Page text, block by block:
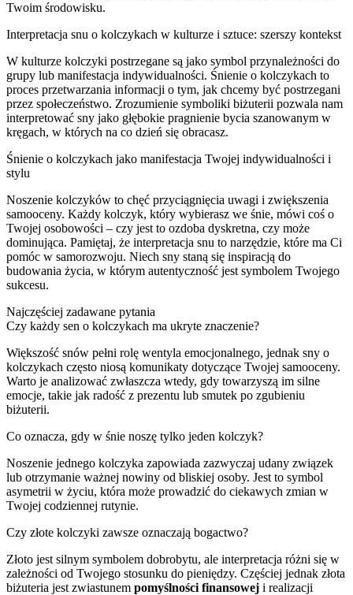
Twoim środowisku.
Interpretacja snu o kolczykach w kulturze i sztuce: szerszy kontekst
W kulturze kolczyki postrzegane są jako symbol przynależności do
grupy lub manifestacja indywidualności. Śnienie o kolczykach to
proces przetwarzania informacji o tym, jak chcemy być postrzegani
przez społeczeństwo. Zrozumienie symboliki biżuterii pozwala nam
interpretować sny jako głębokie pragnienie bycia szanowanym w
kręgach, w których na co dzień się obracasz.
Śnienie o kolczykach jako manifestacja Twojej indywidualności i
stylu
Noszenie kolczyków to chęć przyciągnięcia uwagi i zwiększenia
samooceny. Każdy kolczyk, który wybierasz we śnie, mówi coś o
Twojej osobowości – czy jest to ozdoba dyskretna, czy może
dominująca. Pamiętaj, że interpretacja snu to narzędzie, które ma Ci
pomóc w samorozwoju. Niech sny staną się inspiracją do
budowania życia, w którym autentyczność jest symbolem Twojego
sukcesu.
Najczęściej zadawane pytania
Czy każdy sen o kolczykach ma ukryte znaczenie?
Większość snów pełni rolę wentyla emocjonalnego, jednak sny o
kolczykach często niosą komunikaty dotyczące Twojej samooceny.
Warto je analizować zwłaszcza wtedy, gdy towarzyszą im silne
emocje, takie jak radość z prezentu lub smutek po zgubieniu
biżuterii.
Co oznacza, gdy w śnie noszę tylko jeden kolczyk?
Noszenie jednego kolczyka zapowiada zazwyczaj udany związek
lub otrzymanie ważnej nowiny od bliskiej osoby. Jest to symbol
asymetrii w życiu, która może prowadzić do ciekawych zmian w
Twojej codziennej rutynie.
Czy złote kolczyki zawsze oznaczają bogactwo?
Złoto jest silnym symbolem dobrobytu, ale interpretacja różni się w
zależności od Twojego stosunku do pieniędzy. Częściej jednak złota
biżuteria jest zwiastunem pomyślności finansowej i realizacji